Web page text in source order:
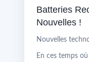
Batteries
Nouvelles !
Nouvelles
En ces temps